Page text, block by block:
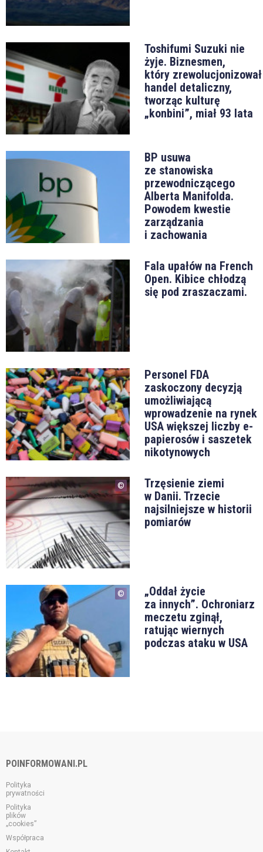
Toshifumi Suzuki nie
żyje. Biznesmen,
który zrewolucjonizował
handel detaliczny,
tworząc kulturę
„konbini”, miał 93 lata
BP usuwa
ze stanowiska
przewodniczącego
Alberta Manifolda.
Powodem kwestie
zarządzania
i zachowania
Fala upałów na French
Open. Kibice chłodzą
się pod zraszaczami.
Personel FDA
zaskoczony decyzją
umożliwiającą
wprowadzenie na rynek
USA większej liczby e-
papierosów i saszetek
nikotynowych
Trzęsienie ziemi
w Danii. Trzecie
najsilniejsze w historii
pomiarów
„Oddał życie
za innych”. Ochroniarz
meczetu zginął,
ratując wiernych
podczas ataku w USA
POINFORMOWANI.PL
Polityka
prywatności
Polityka
plików
„cookies”
Współpraca